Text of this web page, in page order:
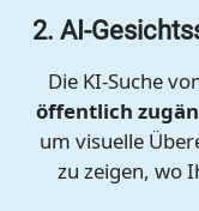
2. AI-
Die KI-Suche
öffentlich
um visuelle
zu zeigen, wo